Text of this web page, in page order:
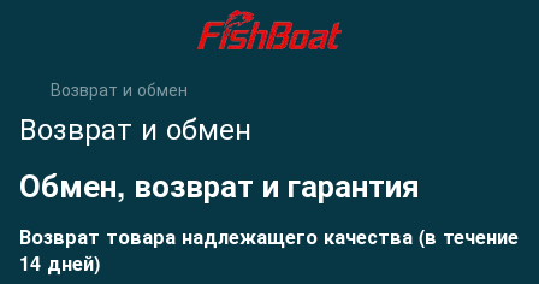
Возврат и обмен
Возврат и обмен
Обмен, возврат и гарантия
Возврат товара надлежащего качества (в течение
14 дней)